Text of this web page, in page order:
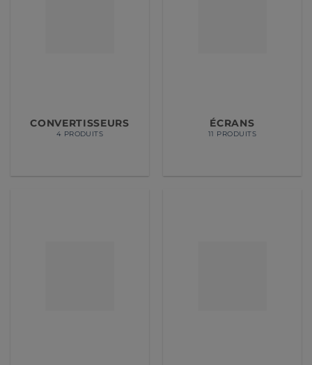
CONVERTISSEURS
4 PRODUITS
ÉCRANS
11 PRODUITS